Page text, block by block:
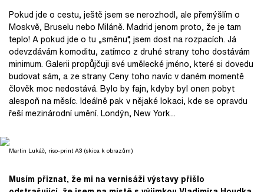
Pokud jde o cestu, ještě jsem se nerozhodl, ale přemýšlím o
Moskvě, Bruselu nebo Miláně. Madrid jenom proto, že je tam
teplo! A pokud jde o tu „směnu“, jsem dost na rozpacích. Já
odevzdávám komoditu, zatímco z druhé strany toho dostávám
minimum. Galerii propůjčuji své umělecké jméno, které si dovedu
budovat sám, a ze strany Ceny toho navíc v daném momentě
člověk moc nedostává. Bylo by fajn, kdyby byl onen pobyt
alespoň na měsíc. Ideálně pak v nějaké lokaci, kde se opravdu
řeší mezinárodní umění. Londýn, New York...
Martin Lukáč, riso-print A3 (skica k obrazům)
Musím přiznat, že mi na vernisáži výstavy přišlo